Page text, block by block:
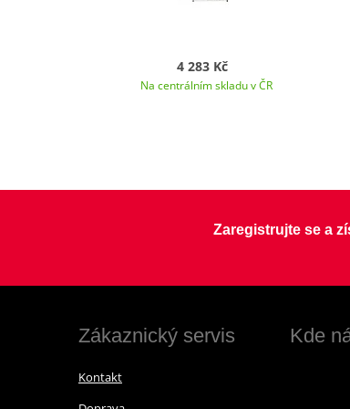
4 283 Kč
Na centrálním skladu v ČR
Zaregistrujte se a
Zákaznický servis
Kontakt
Kde